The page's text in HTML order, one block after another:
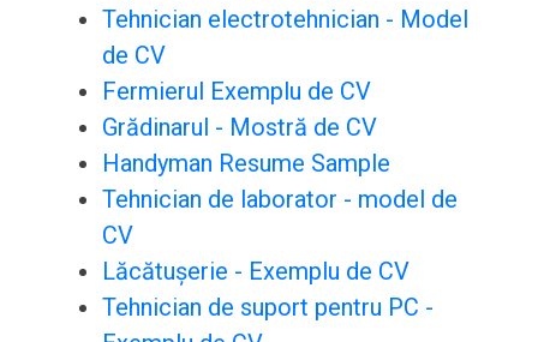
Tehnician electrotehnician - Model
de CV
Fermierul Exemplu de CV
Grădinarul - Mostră de CV
Handyman Resume Sample
Tehnician de laborator - model de
CV
Lăcătușerie - Exemplu de CV
Tehnician de suport pentru PC -